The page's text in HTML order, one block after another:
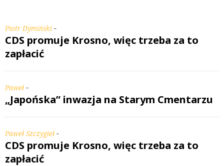
Piotr Dymiński -
CDS promuje Krosno, więc trzeba za to
zapłacić
Paweł -
„Japońska” inwazja na Starym Cmentarzu
Paweł Szczygieł -
CDS promuje Krosno, więc trzeba za to
zapłacić